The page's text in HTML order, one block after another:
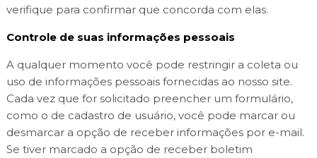
verifique para confirmar que concorda com elas.
Controle de suas informações pessoais
A qualquer momento você pode restringir a coleta ou
uso de informações pessoais fornecidas ao nosso site.
Cada vez que for solicitado preencher um formulário,
como o de cadastro de usuário, você pode marcar ou
desmarcar a opção de receber informações por e-mail.
Se tiver marcado a opção de receber boletim